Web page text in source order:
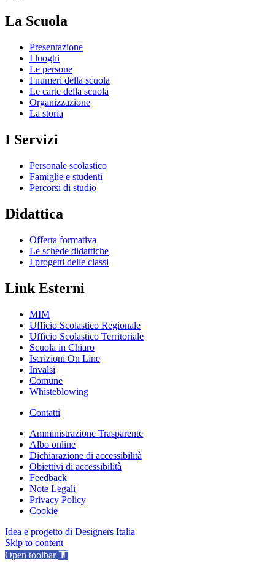
La Scuola
Presentazione
I luoghi
Le persone
I numeri della scuola
Le carte della scuola
Organizzazione
La storia
I Servizi
Personale scolastico
Famiglie e studenti
Percorsi di studio
Didattica
Offerta formativa
Le schede didattiche
I progetti delle classi
Link Esterni
MIM
Ufficio Scolastico Regionale
Ufficio Scolastico Territoriale
Scuola in Chiaro
Iscrizioni On Line
Invalsi
Comune
Whisteblowing
Contatti
Amministrazione Trasparente
Albo online
Dichiarazione di accessibilità
Obiettivi di accessibilità
Feedback
Note Legali
Privacy Policy
Cookie
Idea e progetto di Designers Italia
Skip to content
Open toolbar